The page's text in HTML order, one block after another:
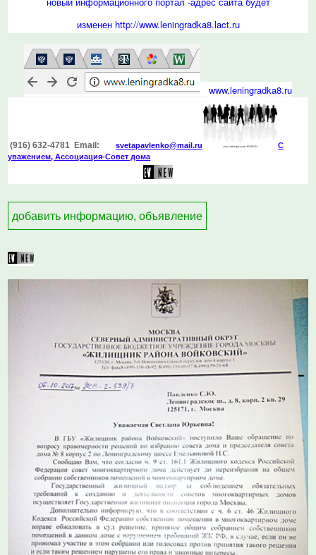
изменен http://www.leningradka8.lact.ru
www.leningradka8.ru
(916) 632-4781 Email: svetapavlenko@mail.ru
С
уважением, Ассоциация-Совет дома
добавить информацию, объявление